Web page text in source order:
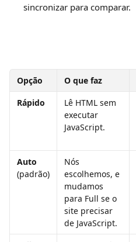
sincronizar para comparar.
Opção O que faz
Rápido
Lê HTML sem
executar
JavaScript.
Auto
(padrão)
Nós
escolhemos, e
mudamos
para Full se o
site precisar
de JavaScript.